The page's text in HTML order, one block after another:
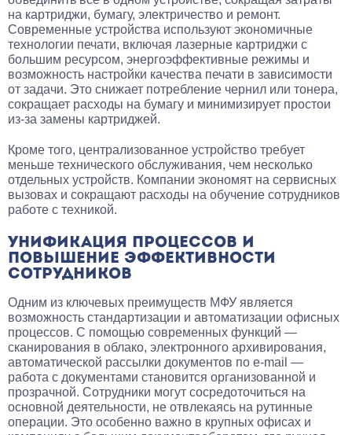
на картриджи, бумагу, электричество и ремонт.
Современные устройства используют экономичные
технологии печати, включая лазерные картриджи с
большим ресурсом, энергоэффективные режимы и
возможность настройки качества печати в зависимости
от задачи. Это снижает потребление чернил или тонера,
сокращает расходы на бумагу и минимизирует простои
из-за замены картриджей.
Кроме того, централизованное устройство требует
меньше технического обслуживания, чем несколько
отдельных устройств. Компании экономят на сервисных
вызовах и сокращают расходы на обучение сотрудников
работе с техникой.
УНИФИКАЦИЯ ПРОЦЕССОВ И
ПОВЫШЕНИЕ ЭФФЕКТИВНОСТИ
СОТРУДНИКОВ
Одним из ключевых преимуществ МФУ является
возможность стандартизации и автоматизации офисных
процессов. С помощью современных функций —
сканирования в облако, электронного архивирования,
автоматической рассылки документов по e-mail —
работа с документами становится организованной и
прозрачной. Сотрудники могут сосредоточиться на
основной деятельности, не отвлекаясь на рутинные
операции. Это особенно важно в крупных офисах и